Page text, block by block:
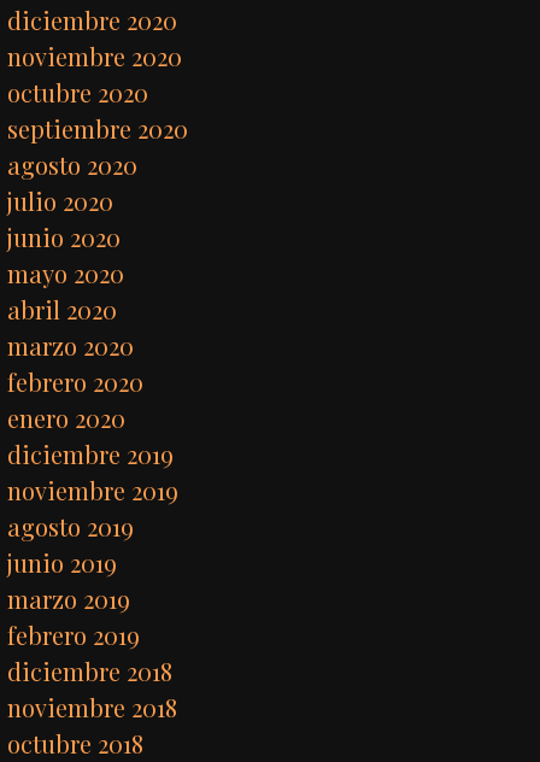
diciembre 2020
noviembre 2020
octubre 2020
septiembre 2020
agosto 2020
julio 2020
junio 2020
mayo 2020
abril 2020
marzo 2020
febrero 2020
enero 2020
diciembre 2019
noviembre 2019
agosto 2019
junio 2019
marzo 2019
febrero 2019
diciembre 2018
noviembre 2018
octubre 2018